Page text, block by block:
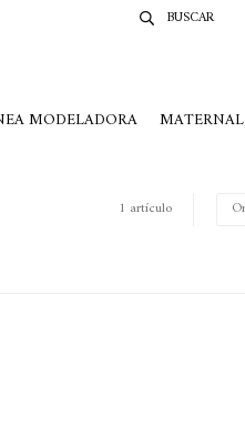
MODELADORA MATERNAL
1 artículo